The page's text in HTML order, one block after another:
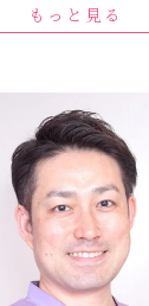
もっと見る